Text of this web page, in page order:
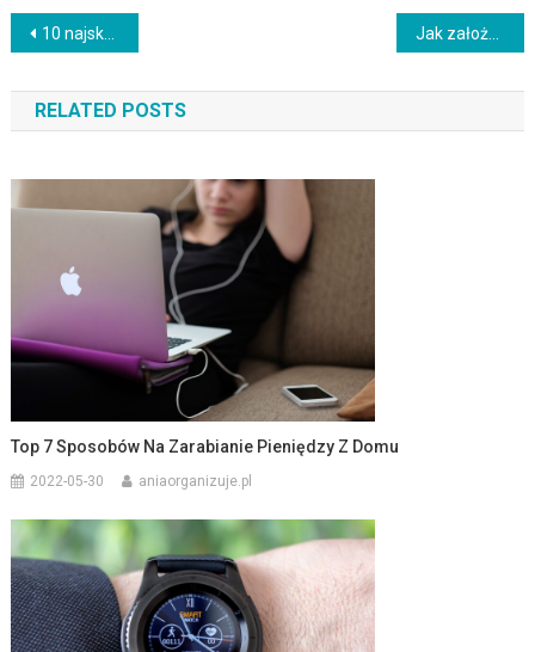
Nawigacja
wpisu
10 najskuteczniejszych sposobów na promocję szkoły Jak założyć biznes związany z jogą?
RELATED POSTS
Top 7 Sposobów Na Zarabianie Pieniędzy Z Domu
2022-05-30 aniaorganizuje.pl